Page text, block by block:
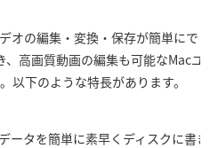
オの編集・変換・保存が簡単にでき
、高画質動画の編集も可能なMacユ
以下のような特長があります。
ータを簡単に素早くディスクに書き